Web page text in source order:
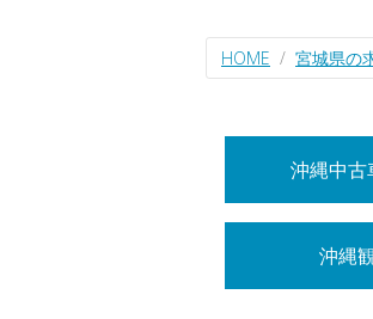
HOME 宮城県の
沖縄中古
沖縄